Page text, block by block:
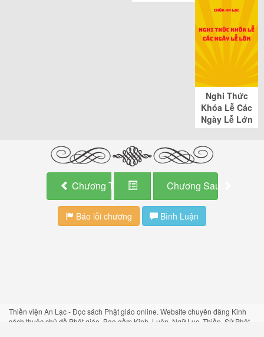
Nghi Thức
Khóa Lễ Các
Ngày Lễ Lớn
Chương Trước Chương Sau
Báo lỗi chương Bình Luận
Thiền viện An Lạc - Đọc sách Phật giáo online. Website chuyên đăng Kinh
sách thuộc chủ đề Phật giáo. Bao gồm Kinh, Luận, Ngữ Lục, Thiền, Sử Phật